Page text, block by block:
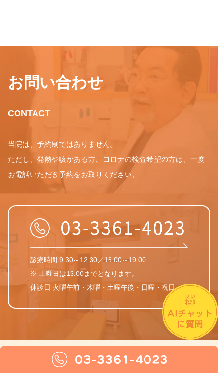
お問い合わせ
CONTACT
当院は、予約制ではありません。
ただし、発熱や咳がある方、コロナの検査希望の方は、一度
お電話いただき予約をお取りください。
診療時間 9:30～12:30／16:00～19:00
※ 土曜日は13:00までとなります。
休診日 火曜午前・木曜・土曜午後・日曜・祝日